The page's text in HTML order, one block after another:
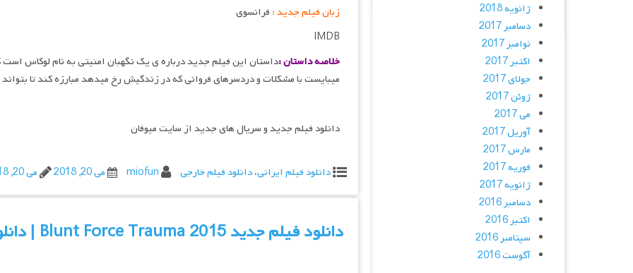
زبان فیلم جدید : فرانسوی
IMDB
خلاصه داستان :داستان این فیلم جدید درباره ی یک نگهبان امنیتی به نام لوکاس
می‎بایست با مشکلات و دردسرهای فروانی که در زندگیش رخ می‎دهد مبارزه کند تا بتواند فرزند هشت ساله‎اش را به درستی بزرگ کند. اما…
دانلود فیلم جدید و سریال های جدید از سایت میوفان
دانلود فیلم ایرانی،دانلود فیلم خارجی miofun می 20, 2018 می 20, 2018
دانلود فیلم جدید Blunt Force Trauma 2015 | دانلود فیلم جدید و سریال | میوفان
ژانویه 2018
دسامبر 2017
نوامبر 2017
اکتبر 2017
جولای 2017
ژوئن 2017
می 2017
آوریل 2017
مارس 2017
فوریه 2017
ژانویه 2017
دسامبر 2016
اکتبر 2016
سپتامبر 2016
آگوست 2016